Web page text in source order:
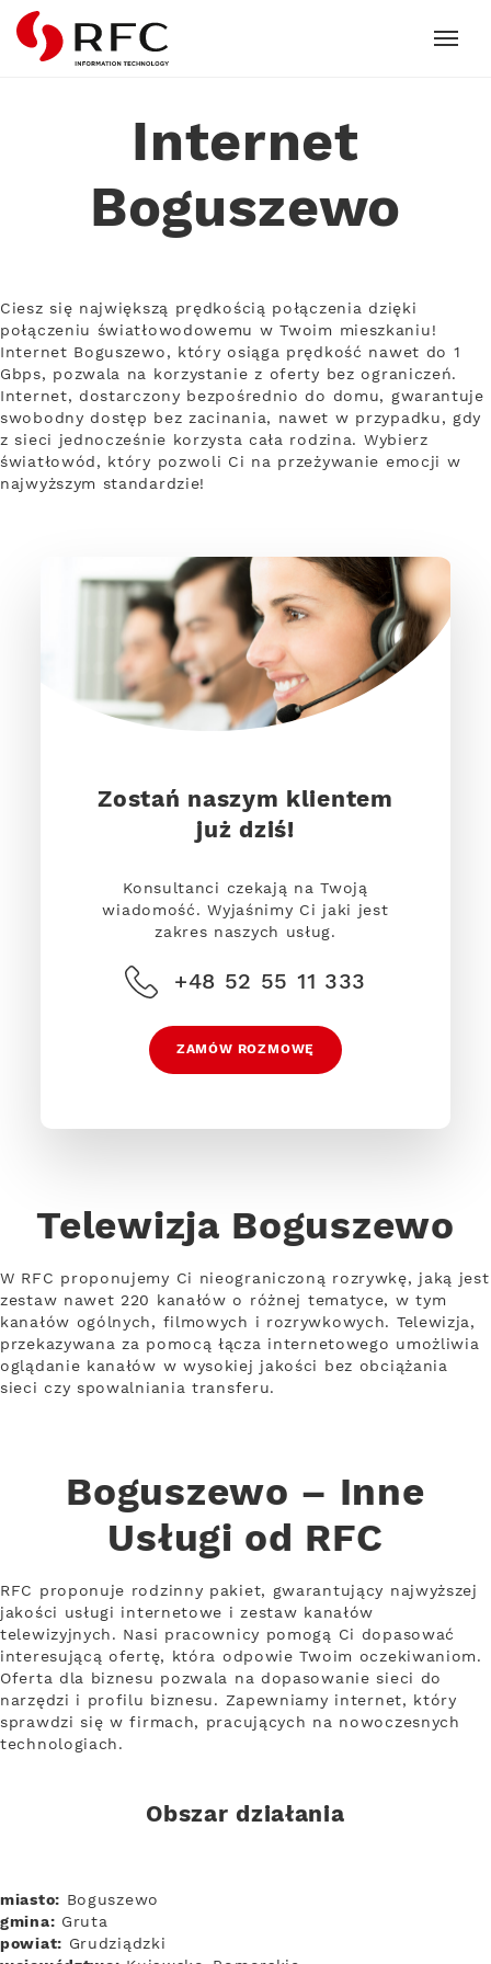
RFC
Internet
Boguszewo
Ciesz się największą prędkością połączenia dzięki
połączeniu światłowodowemu w Twoim mieszkaniu!
Internet Boguszewo, który osiąga prędkość nawet do 1
Gbps, pozwala na korzystanie z oferty bez ograniczeń.
Internet, dostarczony bezpośrednio do domu, gwarantuje
swobodny dostęp bez zacinania, nawet w przypadku, gdy
z sieci jednocześnie korzysta cała rodzina. Wybierz
światłowód, który pozwoli Ci na przeżywanie emocji w
najwyższym standardzie!
Zostań naszym klientem
już dziś!
Konsultanci czekają na Twoją
wiadomość. Wyjaśnimy Ci jaki jest
zakres naszych usług.
+48 52 55 11 333
ZAMÓW ROZMOWĘ
Telewizja Boguszewo
W RFC proponujemy Ci nieograniczoną rozrywkę, jaką jest
zestaw nawet 220 kanałów o różnej tematyce, w tym
kanałów ogólnych, filmowych i rozrywkowych. Telewizja,
przekazywana za pomocą łącza internetowego umożliwia
oglądanie kanałów w wysokiej jakości bez obciążania
sieci czy spowalniania transferu.
Boguszewo – Inne
Usługi od RFC
RFC proponuje rodzinny pakiet, gwarantujący najwyższej
jakości usługi internetowe i zestaw kanałów
telewizyjnych. Nasi pracownicy pomogą Ci dopasować
interesującą ofertę, która odpowie Twoim oczekiwaniom.
Oferta dla biznesu pozwala na dopasowanie sieci do
narzędzi i profilu biznesu. Zapewniamy internet, który
sprawdzi się w firmach, pracujących na nowoczesnych
technologiach.
Obszar działania
miasto: Boguszewo
gmina: Gruta
powiat: Grudziądzki